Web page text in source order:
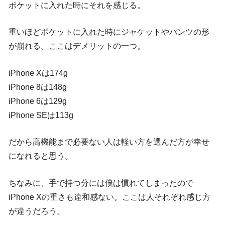
ポケットに入れた時にそれを感じる。
重いほどポケットに入れた時にジャケットやパンツの形
が崩れる。ここはデメリットの一つ。
iPhone Xは174g
iPhone 8は148g
iPhone 6は129g
iPhone SEは113g
だから高機能まで必要ない人は軽い方を選んだ方が幸せ
になれると思う。
ちなみに、手で持つ分には僕は慣れてしまったので
iPhone Xの重さも違和感ない。ここは人それぞれ感じ方
が違うだろう。